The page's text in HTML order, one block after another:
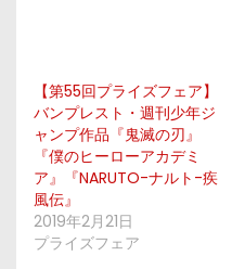
【第55回プライズフェア】
バンプレスト・週刊少年ジ
ャンプ作品『鬼滅の刃』
『僕のヒーローアカデミ
ア』『NARUTO-ナルト-疾
風伝』
2019年2月21日
プライズフェア